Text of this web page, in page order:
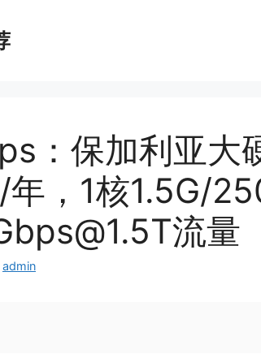
：保加利亚大
，1核1.5G/
流量
admin